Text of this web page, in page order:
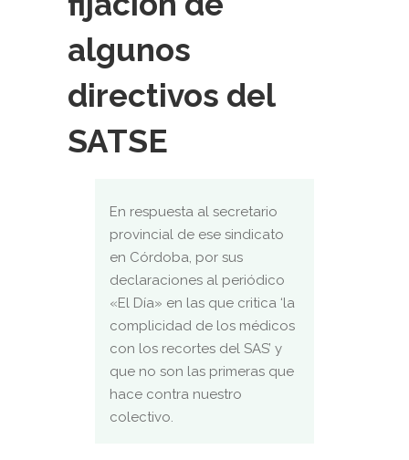
algunos
directivos del
SATSE
En respuesta al secretario
provincial de ese sindicato
en Córdoba, por sus
declaraciones al periódico
«El Día» en las que critica ‘la
complicidad de los médicos
con los recortes del SAS’ y
que no son las primeras que
hace contra nuestro
colectivo.